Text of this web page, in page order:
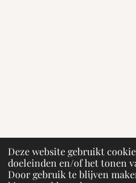
Deze website gebruikt
doeleinden en/of het tonen
Door gebruik te blijven